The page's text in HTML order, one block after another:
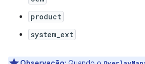
product
system_ext